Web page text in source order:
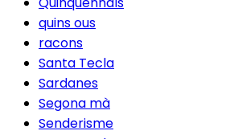
quins ous
racons
Santa Tecla
Sardanes
Segona mà
Senderisme